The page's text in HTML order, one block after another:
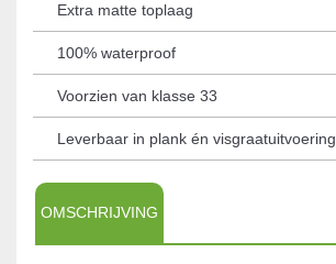
Extra matte toplaag
100% waterproof
Voorzien van klasse 33
Leverbaar in plank én visgraatuitvoering
OMSCHRIJVING